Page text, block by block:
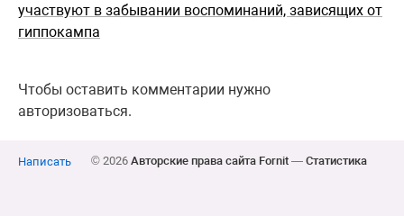
участвуют в забывании воспоминаний, зависящих от
гиппокампа
Чтобы оставить комментарии нужно
авторизоваться.
Написать © 2026 Авторские права сайта Fornit— Статистика